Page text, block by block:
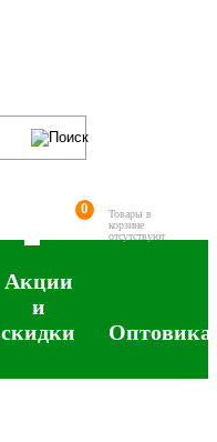
0
Товары в
корзине
отсутствуют
Акции
и
скидки